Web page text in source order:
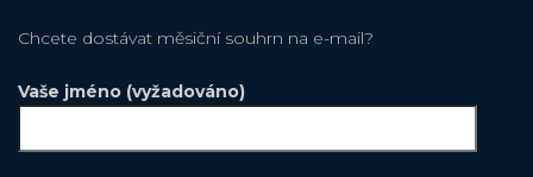
Chcete dostávat měsiční souhrn na e-mail?
Vaše jméno (vyžadováno)